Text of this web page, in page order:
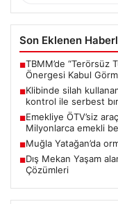
Son Eklenen
■TBMM’de “Terörsüz
Önergesi Kabul
■Klibinde silah
kontrol ile serbest
■Emekliye ÖTV’siz
Milyonlarca emekli
■Muğla Yatağan’da
■Dış Mekan Yaşam
Çözümleri